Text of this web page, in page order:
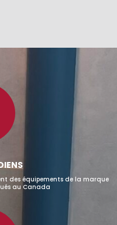
des équipements de la marque
au Canada